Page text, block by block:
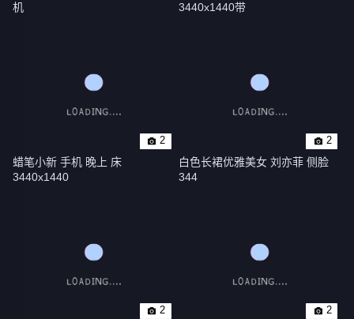
机
3440x1440带
2
蜡笔小新 手机 晚上 床
3440x1440
2
白色长裙优雅美女 刘亦菲 侧脸
344
2 2